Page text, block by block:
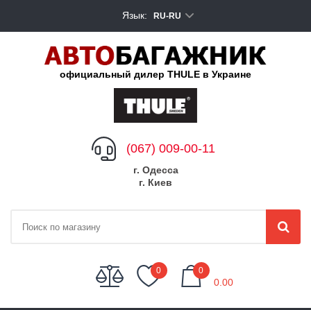
Язык: RU-RU
официальный дилер THULE в Украине
(067) 009-00-11
г. Одесса
г. Киев
0 0
0.00